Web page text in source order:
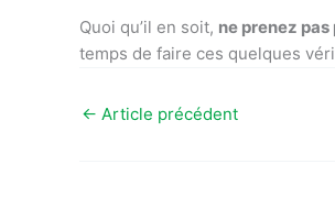
Quoi qu’il en soit, ne prenez
temps de faire ces quelques
← Article précédent